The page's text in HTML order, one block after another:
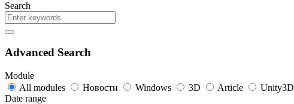
Search
Advanced Search
Module
All modules
Новости Windows 3D Article Unity3D
Date range